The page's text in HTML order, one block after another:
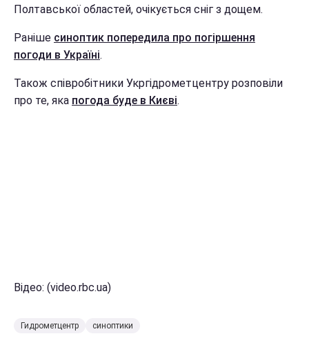
Полтавської областей, очікується сніг з дощем.
Раніше синоптик попередила про погіршення
погоди в Україні.
Також співробітники Укргідрометцентру розповіли
про те, яка погода буде в Києві.
Відео: (video.rbc.ua)
Гидрометцентр синоптики